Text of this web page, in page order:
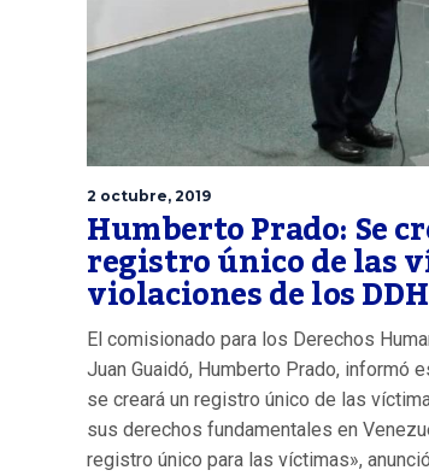
2 octubre, 2019
Humberto Prado: Se
registro único de las
violaciones de los
El comisionado para los Derechos
Juan Guaidó, Humberto Prado, informó
se creará un registro único de las
sus derechos fundamentales en
registro único para las víctimas»,